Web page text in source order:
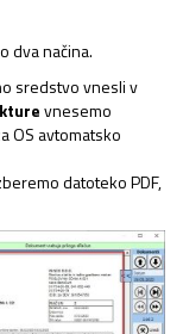
dva načina.
sredstvo vnesli v
vnesemo
OS avtomatsko
datoteko PDF,